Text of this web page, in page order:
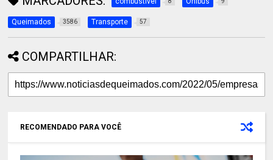
Queimados 3586 Transporte 57
COMPARTILHAR:
RECOMENDADO PARA VOCÊ